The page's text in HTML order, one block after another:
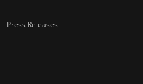
Press Releases